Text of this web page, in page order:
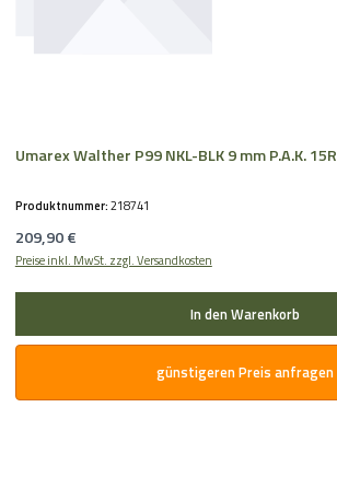
Umarex Walther P99 NKL-BLK 9 mm P.A.K. 15R
Produktnummer:218741
Regulärer Preis:
209,90 €
Preise inkl. MwSt. zzgl. Versandkosten
In den Warenkorb
günstigeren Preis anfragen